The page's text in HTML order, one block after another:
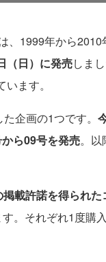
1999年から
（日）に発売しま
ます。
企画の1つです。
ら09号を発売。
載許諾を得られ
。それぞれ1度購